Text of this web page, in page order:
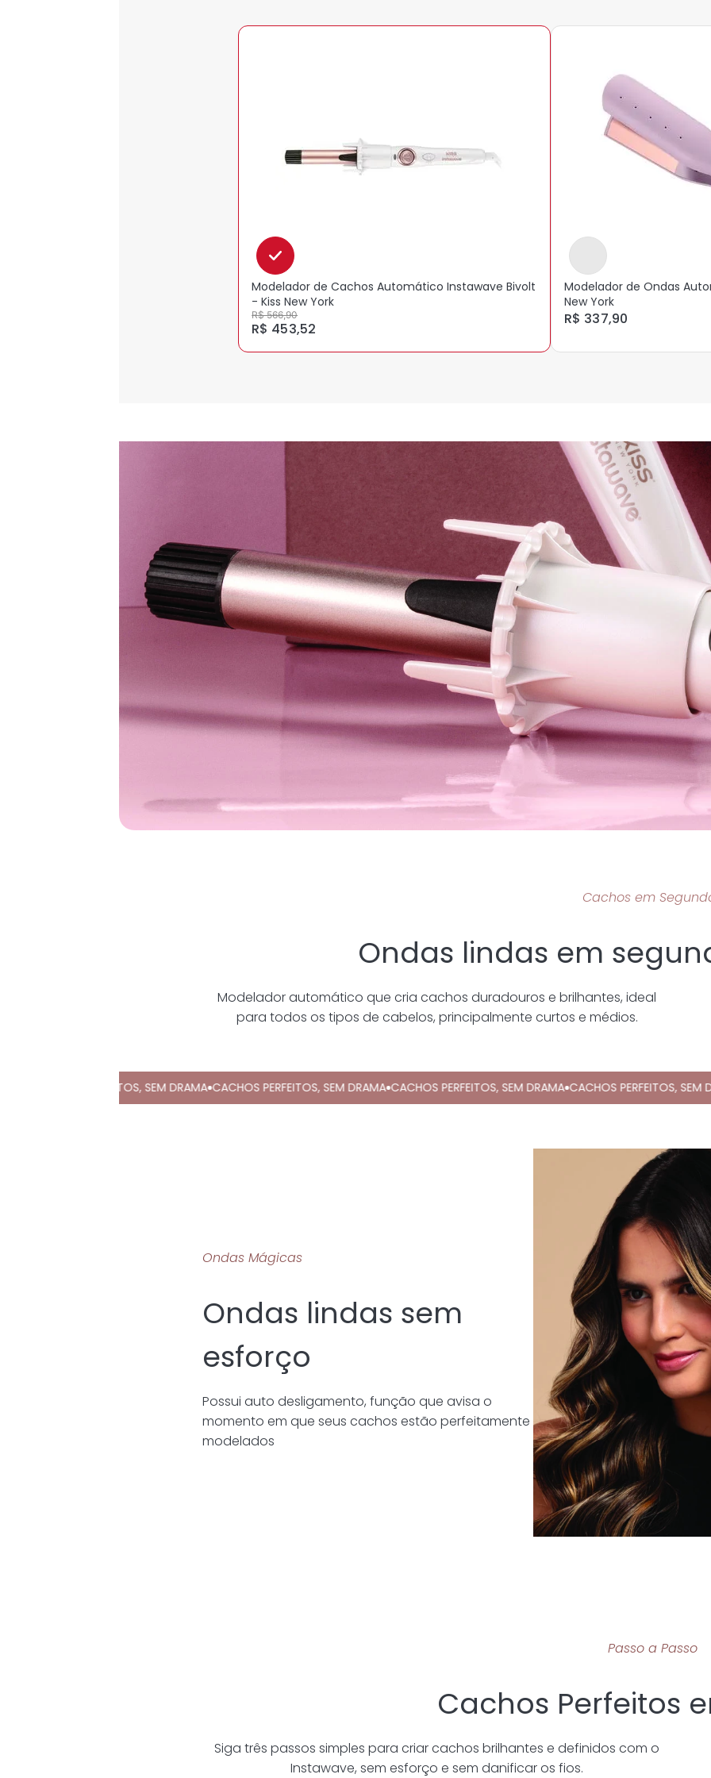
a função de auto
cruelty-free
Modelador de Cachos Automático Instawave Bivolt
- Kiss New York
R$ 566,90
R$ 453,52
Modelador de Ondas
New York
R$ 337,90
Cachos em
Ondas lindas em
Modelador automático que cria cachos duradouros e brilhantes, ideal
para todos os tipos de cabelos, principalmente curtos e médios.
PERFEITOS, SEM DRAMA CACHOS PERFEITOS, SEM DRAMA CACHOS PERFEITOS, SEM DRAMA CACHOS PERFEITOS, SEM DRAMA
Ondas Mágicas
Ondas lindas sem
esforço
Possui auto desligamento, função que avisa o
momento em que seus cachos estão perfeitamente
modelados
Passo a Passo
Cachos Perfeitos
Siga três passos simples para criar cachos brilhantes e definidos com o
Instawave, sem esforço e sem danificar os fios.